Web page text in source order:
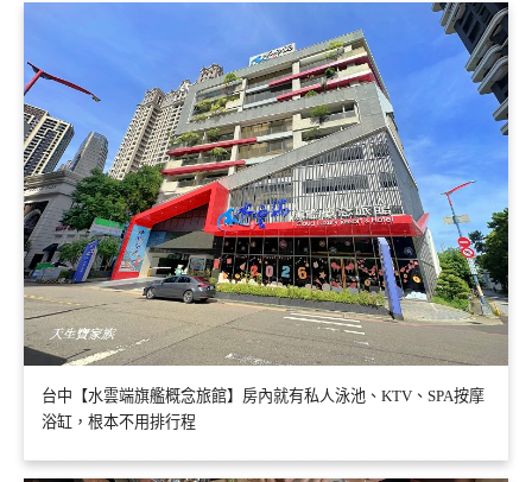
台中【水雲端旗艦概念旅館】房內就有私人泳池、KTV、SPA按摩
浴缸，根本不用排行程